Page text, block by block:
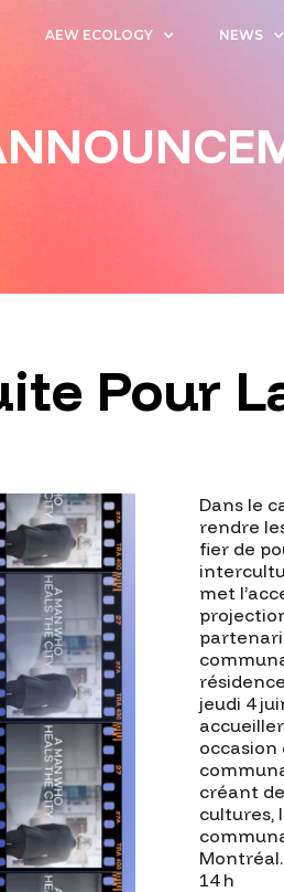
AEW ECOLOGY NEWS
Pour
Dans le
rendre
fier de
met
jeudi 4
occasion
créant
cultures,
14 h